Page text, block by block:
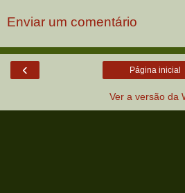
Enviar um comentário
‹ Página inicial
Ver a versão da